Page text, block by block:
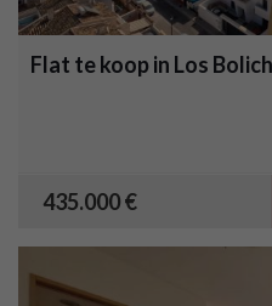
Flat te koop in Los
435.000 €